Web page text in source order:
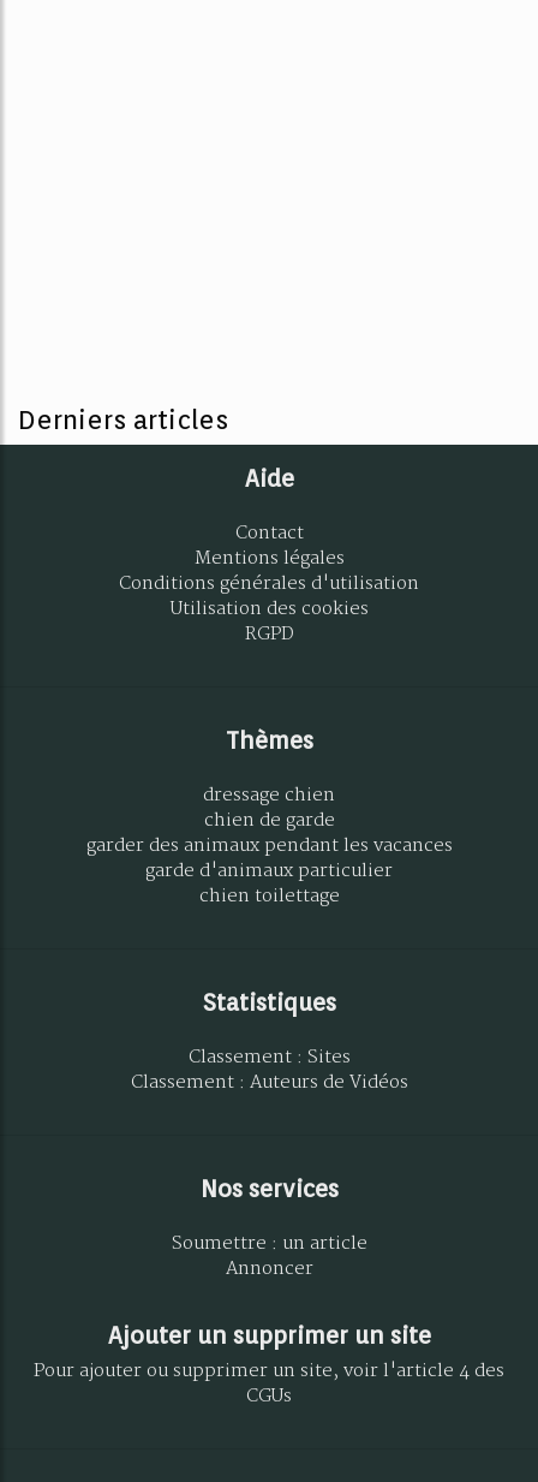
Derniers articles
Aide
Contact
Mentions légales
Conditions générales d'utilisation
Utilisation des cookies
RGPD
Thèmes
dressage chien
chien de garde
garder des animaux pendant les vacances
garde d'animaux particulier
chien toilettage
Statistiques
Classement : Sites
Classement : Auteurs de Vidéos
Nos services
Soumettre : un article
Annoncer
Ajouter un supprimer un site
Pour ajouter ou supprimer un site, voir l'article 4 des
CGUs